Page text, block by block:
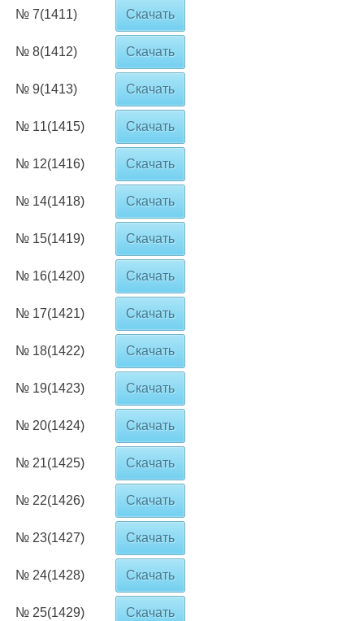
№ 7(1411) Скачать
№ 8(1412) Скачать
№ 9(1413) Скачать
№ 11(1415) Скачать
№ 12(1416) Скачать
№ 14(1418) Скачать
№ 15(1419) Скачать
№ 16(1420) Скачать
№ 17(1421) Скачать
№ 18(1422) Скачать
№ 19(1423) Скачать
№ 20(1424) Скачать
№ 21(1425) Скачать
№ 22(1426) Скачать
№ 23(1427) Скачать
№ 24(1428) Скачать
№ 25(1429) Скачать